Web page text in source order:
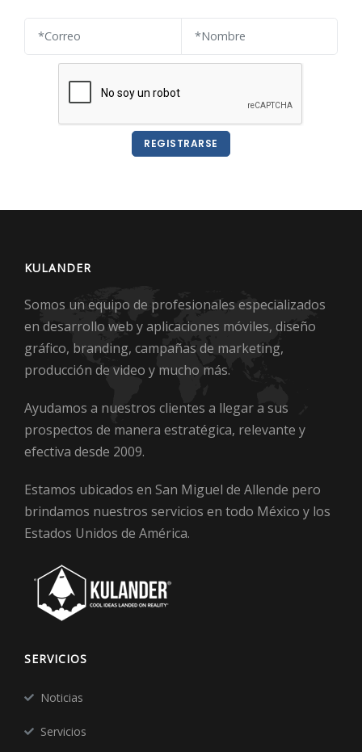
REGISTRARSE
KULANDER
Somos un equipo de profesionales especializados
en desarrollo web y aplicaciones móviles, diseño
gráfico, branding, campañas de marketing,
producción de video y mucho más.
Ayudamos a nuestros clientes a llegar a sus
prospectos de manera estratégica, relevante y
efectiva desde 2009.
Estamos ubicados en San Miguel de Allende pero
brindamos nuestros servicios en todo México y los
Estados Unidos de América.
SERVICIOS
Noticias
Servicios